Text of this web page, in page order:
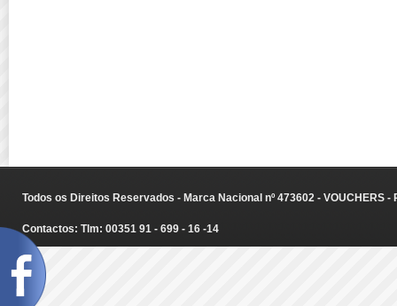
Todos os Direitos Reservados - Marca Nacional nº 473602 - VOUCHERS
Contactos: Tlm: 00351 91 - 699 - 16 -14